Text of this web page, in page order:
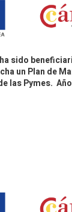
ha sido
un Plan de
Pymes.